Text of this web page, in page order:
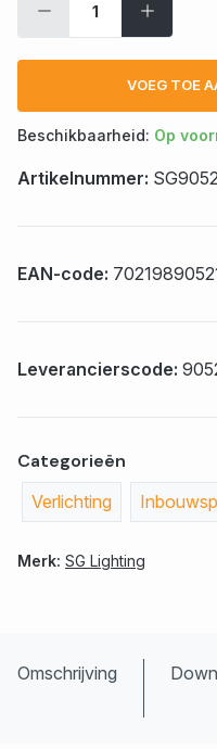
VOEG TOE
Beschikbaarheid: Op
Artikelnummer:
EAN-code:
Leverancierscode:
Categorieën
Verlichting
Merk: SG Lighting
Omschrijving